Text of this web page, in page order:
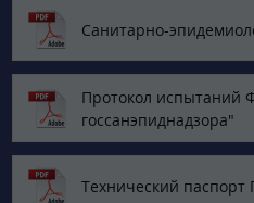
Санитарно-
Протокол испытаний
госсанэпиднадзора"
Технический